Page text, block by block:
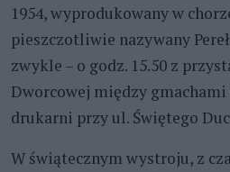
1954, wyprodukowany w
pieszczotliwie nazywany
zwykle – o godz. 15.50 z
Dworcowej między
drukarni przy ul. Świętego
W świątecznym wystroju, z